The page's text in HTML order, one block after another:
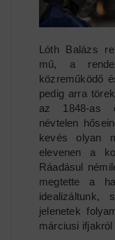
Lóth Balázs
mű, a
közreműködő
pedig arra
az 1848-as
névtelen
kevés olyan
elevenen a
Ráadásul
megtette a
jelenetek
márciusi ifjakról